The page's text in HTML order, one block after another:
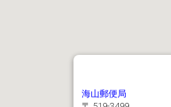
海山郵便局